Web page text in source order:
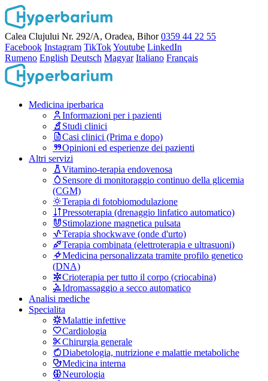
Calea Clujului Nr. 292/A, Oradea, Bihor 0359 44 22 55
Facebook Instagram TikTokYoutube LinkedIn
Rumeno English Deutsch Magyar Italiano Français
Medicina iperbarica
Informazioni per i pazienti
Studi clinici
Casi clinici (Prima e dopo)
Opinioni ed esperienze dei pazienti
Altri servizi
Vitamino-terapia endovenosa
Sensore di monitoraggio continuo della glicemia
(CGM)
Terapia di fotobiomodulazione
Pressoterapia (drenaggio linfatico automatico)
Stimolazione magnetica pulsata
Terapia shockwave (onde d'urto)
Terapia combinata (elettroterapia e ultrasuoni)
Medicina personalizzata tramite profilo genetico
(DNA)
Crioterapia per tutto il corpo (criocabina)
Idromassaggio a secco automatico
Analisi mediche
Specialita
Malattie infettive
Cardiologia
Chirurgia generale
Diabetologia, nutrizione e malattie metaboliche
Medicina interna
Neurologia